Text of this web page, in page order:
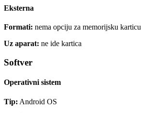
Eksterna
Formati: nema opciju za memorijsku karticu
Uz aparat: ne ide kartica
Softver
Operativni sistem
Tip: Android OS